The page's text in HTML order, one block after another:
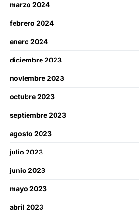
marzo 2024
febrero 2024
enero 2024
diciembre 2023
noviembre 2023
octubre 2023
septiembre 2023
agosto 2023
julio 2023
junio 2023
mayo 2023
abril 2023